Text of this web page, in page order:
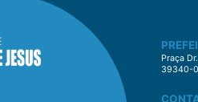
Praça
39340-